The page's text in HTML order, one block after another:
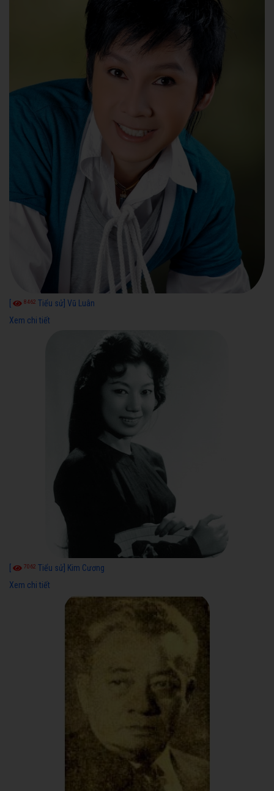
8462 Tiểu sử] Vũ Luân
Xem chi tiết
7062 Tiểu sử] Kim Cương
Xem chi tiết